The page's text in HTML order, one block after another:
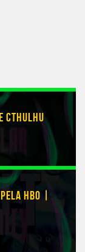
CTHULHU
HBO |